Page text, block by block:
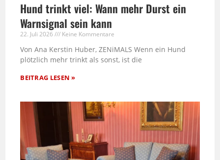
Hund trinkt viel: Wann mehr Durst ein
Warnsignal sein kann
22. Juli 2026 Keine Kommentare
Von Ana Kerstin Huber, ZENiMALS Wenn ein Hund
plötzlich mehr trinkt als sonst, ist die
BEITRAG LESEN »